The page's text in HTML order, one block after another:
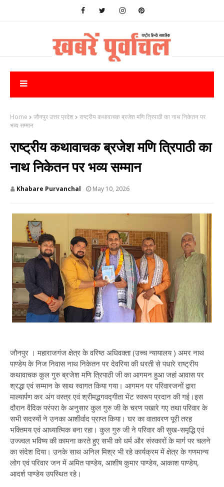
Home जौनपुर उत्तर प्रदेश
राष्ट्रीय कथावाचक ब्रजेश मणि त्रिपाठी का नाथ निकेतन पर
भव्य सम्मान
राष्ट्रीय कथावाचक ब्रजेश मणि त्रिपाठी का
नाथ निकेतन पर भव्य सम्मान
Khabare Purvanchal May 10, 2026
जौनपुर । महाराजगंज क्षेत्र के वरिष्ठ अधिवक्ता (उच्च न्यायालय ) अमर नाथ
पाण्डेय के निज निवास नाथ निकेतन पर देवरिया की धरती से पधारे राष्ट्रीय
कथावाचक कुल गुरु ब्रजेश मणि त्रिपाठी जी का आगमन हुआ जहां आवास पर
श्रद्धा एवं सम्मान के साथ स्वागत किया गया। आगमन पर परिवारजनों द्वारा
माल्यार्पण कर अंग वस्त्र एवं श्रीमद्भगवद्गीता भेंट स्वरूप प्रदान की गई।इस
दौरान वैदिक परंपरा के अनुसार कुल गुरु जी के चरण पखारे गए तथा परिवार के
सभी सदस्यों ने उनका आशीर्वाद प्राप्त किया। घर का वातावरण पूरी तरह
भक्तिमय एवं आध्यात्मिक बना रहा। कुल गुरु जी ने परिवार की सुख-समृद्धि एवं
उज्ज्वल भविष्य की कामना करते हुए सभी को धर्म और संस्कारों के मार्ग पर चलने
का संदेश दिया। उनके साथ अनिल मिश्र भी रहे कार्यक्रम में क्षेत्र के गणमान्य
लोग एवं परिवार जन में अमित पाण्डेय, आशीष कुमार पाण्डेय, आकाश पाण्डेय,
आदर्श पाण्डेय उपस्थित रहे।